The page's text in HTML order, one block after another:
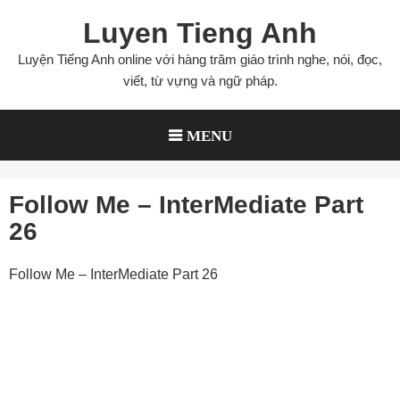
content
Luyen Tieng Anh
Luyện Tiếng Anh online với hàng trăm giáo trình nghe, nói, đọc,
viết, từ vựng và ngữ pháp.
MENU
Follow Me – InterMediate Part
26
Follow Me – InterMediate Part 26